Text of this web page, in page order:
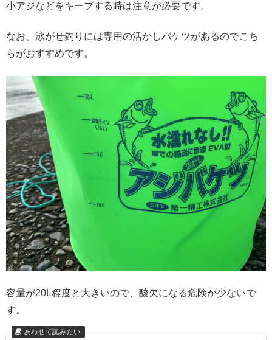
小アジなどをキープする時は注意が必要です。
なお、泳がせ釣りには専用の活かしバケツがあるのでこち
らがおすすめです。
容量が20L程度と大きいので、酸欠になる危険が少ないで
す。